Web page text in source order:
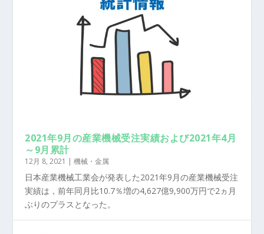
2021年9月の産業機械受注実績および2021年4月
～9月累計
12月 8, 2021 |機械・金属
日本産業機械工業会が発表した2021年9月の産業機械受注
実績は，前年同月比10.7％増の4,627億9,900万円で2ヵ月
ぶりのプラスとなった。